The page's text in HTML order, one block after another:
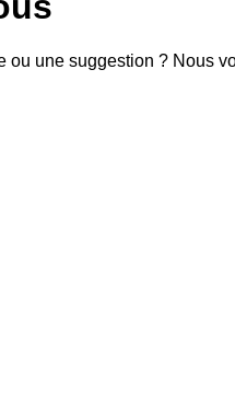
ou une suggestion ? Nous